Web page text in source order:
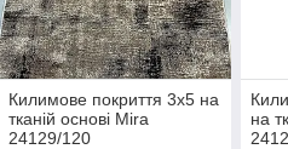
Килимове покриття 3х5 на
тканій основі Mira
24129/120
на